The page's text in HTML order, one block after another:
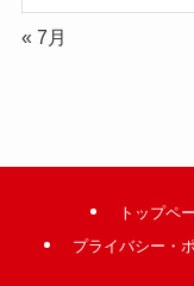
« 7月
トップペ
プライバシー・